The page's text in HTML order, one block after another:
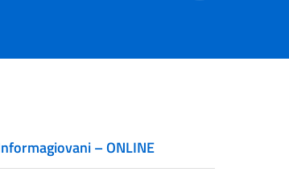
– ONLINE